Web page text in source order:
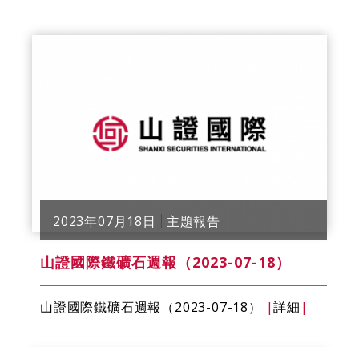
2023年07月18日 主題報告
山證國際鐵礦石週報（2023-07-18）
山證國際鐵礦石週報（2023-07-18） |詳細 |